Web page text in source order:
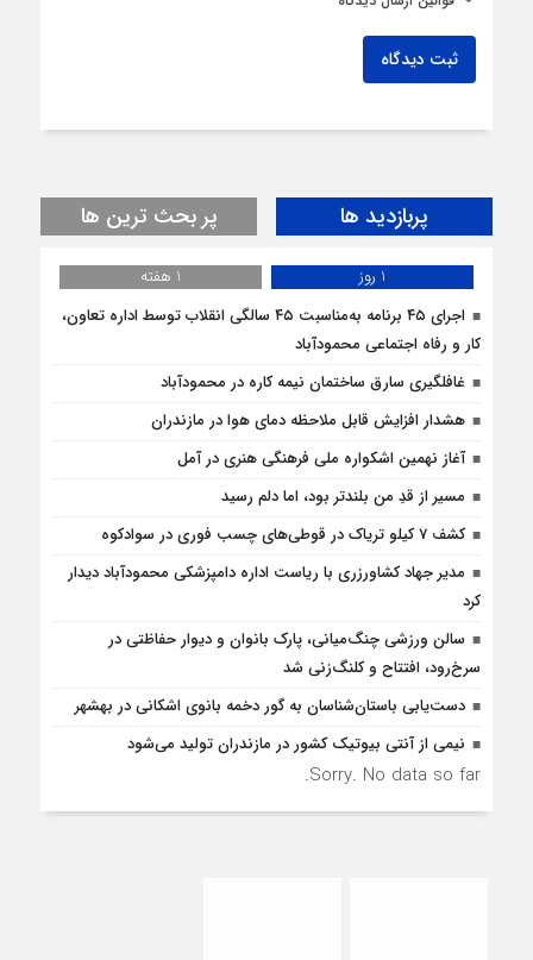
ثبت دیدگاه
پربازدید ها پر بحث ترین ها
1 روز
1 هفته
اجرای ۴۵ برنامه به‌مناسبت ۴۵ سالگی انقلاب توسط اداره تعاون،
کار و رفاه اجتماعی محمودآباد
غافلگيري سارق ساختمان نيمه کاره در محمودآباد
هشدار افزایش قابل ملاحظه دمای هوا در مازندران
آغاز نهمین اشکواره ملی فرهنگی هنری در آمل
مسیر از قدِ من بلندتر بود، اما دلم رسید
کشف 7 کیلو تریاک در قوطی‌‌های چسب فوری در سوادکوه
مدیر جهاد کشاورزری با ریاست اداره دامپزشکی محمودآباد دیدار
کرد
سالن ورزشی چنگ‌میانی، پارک بانوان و دیوار حفاظتی در
سرخ‌رود، افتتاح و کلنگ‌زنی شد
دست‌یابی باستان‌شناسان به گور دخمه بانوی اشکانی در بهشهر
نیمی از آنتی بیوتیک کشور در مازندران تولید می‌شود
Sorry. No data so far.